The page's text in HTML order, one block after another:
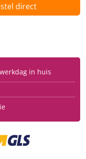
direct
in huis